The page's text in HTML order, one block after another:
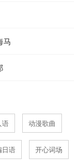
马
语 动漫歌曲
日语 开心词场